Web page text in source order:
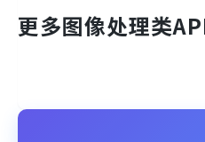
更多图像处理类